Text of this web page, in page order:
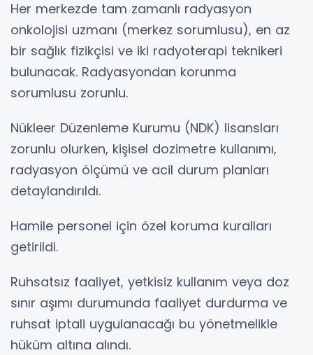
Her merkezde tam zamanlı radyasyon
onkolojisi uzmanı (merkez sorumlusu), en az
bir sağlık fizikçisi ve iki radyoterapi teknikeri
bulunacak. Radyasyondan korunma
sorumlusu zorunlu.
Nükleer Düzenleme Kurumu (NDK) lisansları
zorunlu olurken, kişisel dozimetre kullanımı,
radyasyon ölçümü ve acil durum planları
detaylandırıldı.
Hamile personel için özel koruma kuralları
getirildi.
Ruhsatsız faaliyet, yetkisiz kullanım veya doz
sınır aşımı durumunda faaliyet durdurma ve
ruhsat iptali uygulanacağı bu yönetmelikle
hüküm altına alındı.